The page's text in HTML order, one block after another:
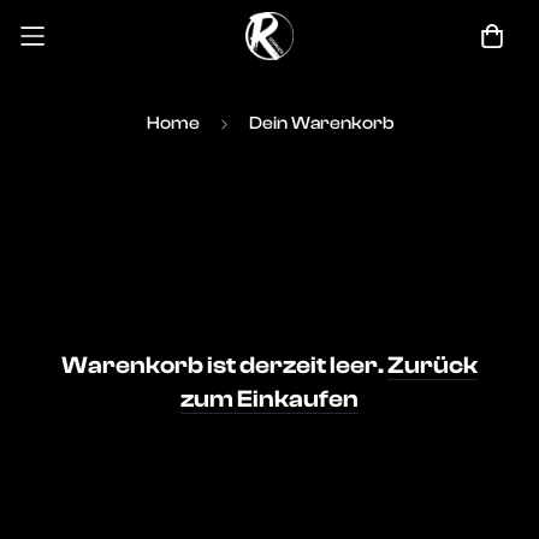
Warenkorb
Home Dein Warenkorb
Warenkorb ist derzeit leer.Zurück
zum Einkaufen